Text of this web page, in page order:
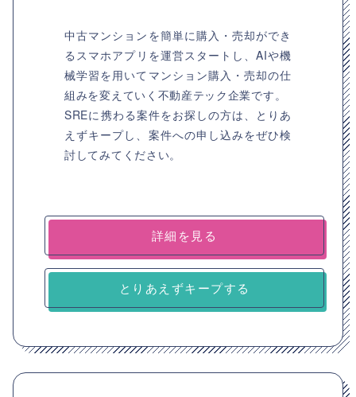
中古マンションを簡単に購入・売却ができ
るスマホアプリを運営スタートし、AIや機
械学習を用いてマンション購入・売却の仕
組みを変えていく不動産テック企業です。
SREに携わる案件をお探しの方は、とりあ
えずキープし、案件への申し込みをぜひ検
討してみてください。
詳細を見る
とりあえずキープする